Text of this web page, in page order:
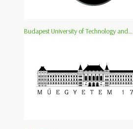
Budapest University of Technology and...